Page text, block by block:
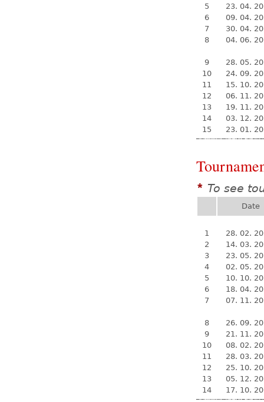
5
23. 04.
6
09. 04.
7
30. 04.
8
04. 06.
9
28. 05.
10
24. 09.
11
15. 10.
12
06. 11.
13
19. 11.
14
03. 12.
15
23. 01.
* To see
Date
1
28. 02.
2
14. 03.
3
23. 05.
4
02. 05.
5
10. 10.
6
18. 04.
7
07. 11.
8
26. 09.
9
21. 11.
10
08. 02.
11
28. 03.
12
25. 10.
13
05. 12.
14
17. 10.